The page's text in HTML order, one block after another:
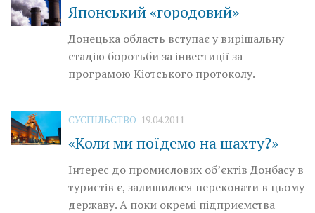
Японський «городовий»
Донецька область вступає у вирішальну
стадію боротьби за інвестиції за
програмою Кіотського протоколу.
СУСПІЛЬСТВО 19.04.2011
«Коли ми поїдемо на шахту?»
Інтерес до промислових об’єктів Донбасу в
туристів є, залишилося переконати в цьому
державу. А поки окремі підприємства